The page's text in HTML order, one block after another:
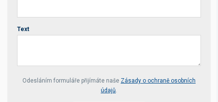
Text
Your website *
Odesláním formuláře přijímáte naše Zásady o ochraně osobních
údajů.